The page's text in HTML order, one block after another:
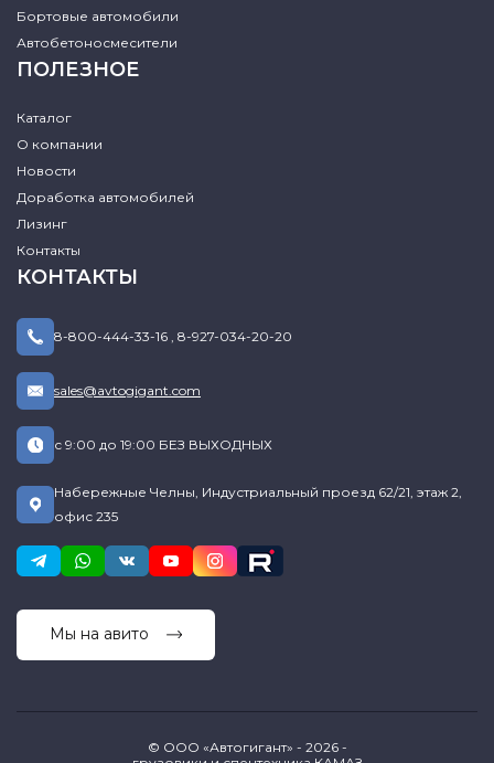
Бортовые автомобили
Автобетоносмесители
ПОЛЕЗНОЕ
Каталог
О компании
Новости
Доработка автомобилей
Лизинг
Контакты
КОНТАКТЫ
8-800-444-33-16 8-927-034-20-20
sales@avtogigant.com
с 9:00 до 19:00 БЕЗ ВЫХОДНЫХ
Набережные Челны, Индустриальный проезд 62/21, этаж 2,
офис 235
Мы на авито
© ООО «Автогигант» - 2026 -